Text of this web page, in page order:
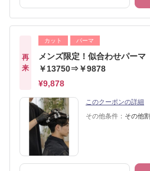
再
来
カット パーマ
メンズ限定！似合わせパーマ
￥13750⇒￥9878
¥9,878
このクーポンの詳細
その他条件： その他